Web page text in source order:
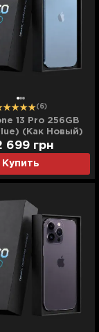
(6)
13 Pro 256GB
(Как Новый)
Купить
699 грн